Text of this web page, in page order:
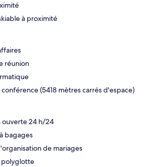
à proximité
réunion
(5418 mètres carrés d'espace)
ouverte 24 h/24
bagages
de mariages
polyglotte